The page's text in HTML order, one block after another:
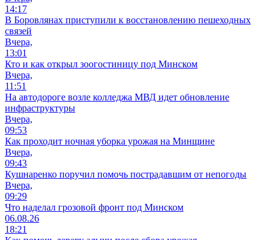
14:17
В Боровлянах приступили к восстановлению пешеходных
связей
Вчера,
13:01
Кто и как открыл зоогостиницу под Минском
Вчера,
11:51
На автодороге возле колледжа МВД идет обновление
инфраструктуры
Вчера,
09:53
Как проходит ночная уборка урожая на Минщине
Вчера,
09:43
Кушнаренко поручил помочь пострадавшим от непогоды
Вчера,
09:29
Что наделал грозовой фронт под Минском
06.08.26
18:21